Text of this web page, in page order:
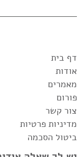
דף בית
אודות
מאמרים
פורום
צור קשר
מדיניות פרטיות
ביטול הסכמה